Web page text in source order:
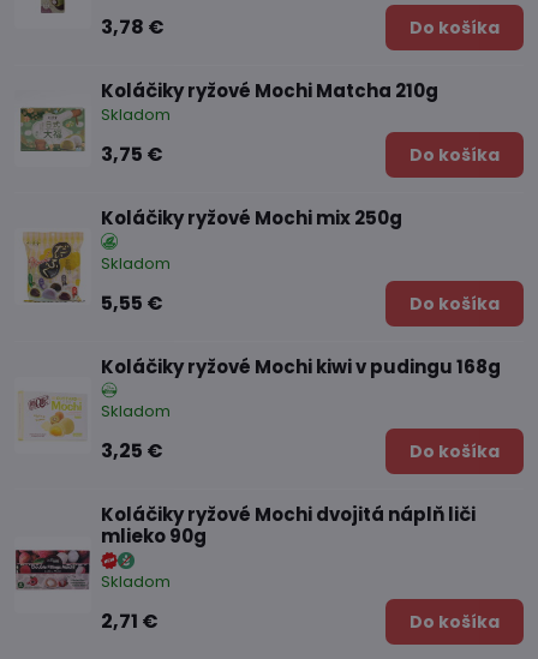
3,78 € Do košíka
Koláčiky ryžové Mochi Matcha 210g
Skladom
3,75 € Do košíka
Koláčiky ryžové Mochi mix 250g
Skladom
5,55 € Do košíka
Koláčiky ryžové Mochi kiwi v pudingu 168g
Skladom
3,25 € Do košíka
Koláčiky ryžové Mochi dvojitá náplň liči
mlieko 90g
Skladom
2,71 € Do košíka